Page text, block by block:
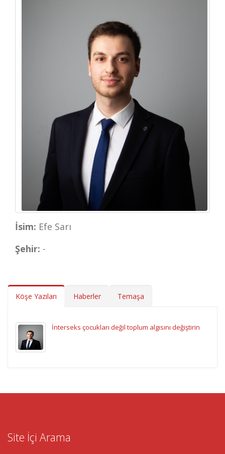
İsim: Efe Sarı
Şehir: -
Köşe Yazıları Haberler Temaşa
İnterseks çocukları değil toplum algısını değiştirin
Site İçi Arama